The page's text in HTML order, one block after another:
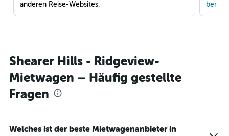
anderen Reise-Websites.
Shearer Hills - Ridgeview-
Mietwagen – Häufig gestellte
Fragen
Welches ist der beste Mietwagenanbieter in